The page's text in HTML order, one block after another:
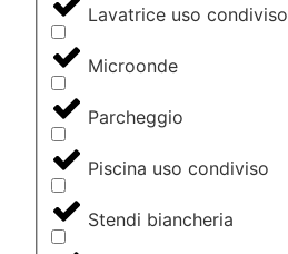
Lavatrice uso condiviso
Microonde
Parcheggio
Piscina uso condiviso
Stendi biancheria